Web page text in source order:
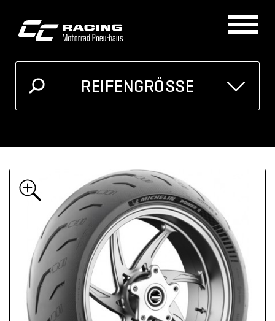
REIFENGRÖSSE
Oder unten auswählen
Breite
Höhe Zoll
Suchen